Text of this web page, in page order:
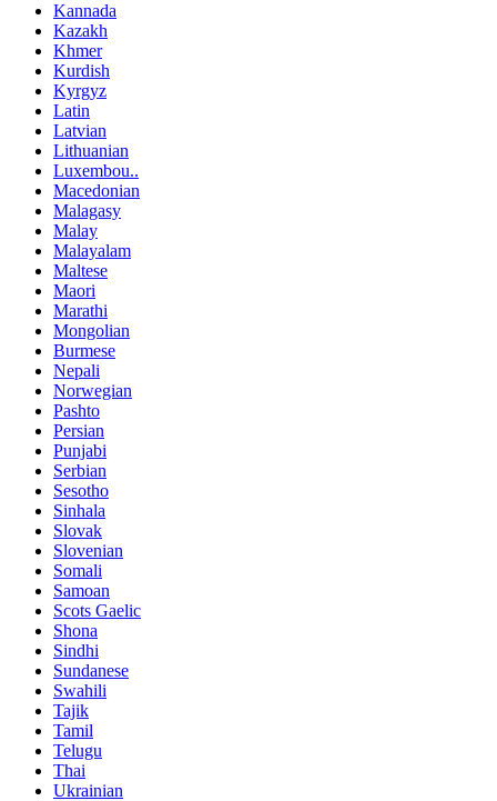
Kannada
Kazakh
Khmer
Kurdish
Kyrgyz
Latin
Latvian
Lithuanian
Luxembou..
Macedonian
Malagasy
Malay
Malayalam
Maltese
Maori
Marathi
Mongolian
Burmese
Nepali
Norwegian
Pashto
Persian
Punjabi
Serbian
Sesotho
Sinhala
Slovak
Slovenian
Somali
Samoan
Scots Gaelic
Shona
Sindhi
Sundanese
Swahili
Tajik
Tamil
Telugu
Thai
Ukrainian